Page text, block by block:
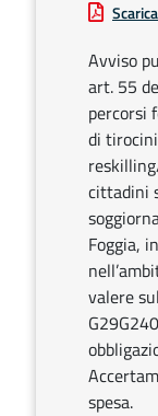
Scarica
Avviso
art. 55
percorsi
di
cittadini
Foggia,
valere
spesa.